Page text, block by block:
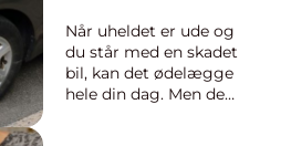
planlægning, samar...
Når uheldet er ude og
du står med en skadet
bil, kan det ødelægge
hele din dag. Men det